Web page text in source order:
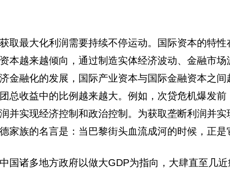
取最大化利润需要持续不停运动。国际资本的特
本越来越倾向，通过制造实体经济波动、金融市
金融化的发展，国际产业资本与国际金融资本之
总收益中的比例越来越大。例如，次贷危机爆发
并实现经济控制和政治控制。为获取垄断利润并
家族的名言是：当巴黎街头血流成河的时候，正是
国诸多地方政府以做大GDP为指向，大肆直至几